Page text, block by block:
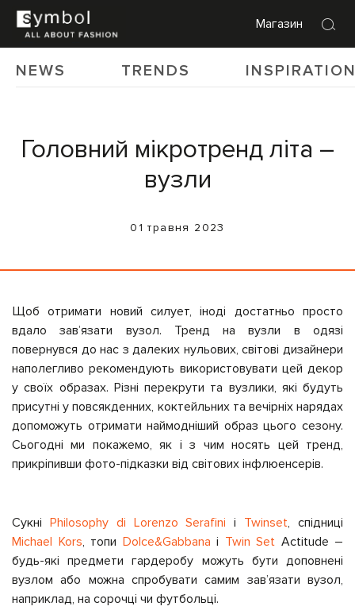
Магазин
NEWS TRENDS
Головний мікротренд літа –
вузли
01 травня 2023
Щоб отримати новий силует, іноді достатньо просто
вдало завʼязати вузол. Тренд на вузли в одязі
повернувся до нас з далеких нульових, світові дизайнери
наполегливо рекомендують використовувати цей декор
у своїх образах. Різні перекрути та вузлики, які будуть
присутні у повсякденних, коктейльних та вечірніх нарядах
допоможуть отримати наймодніший образ цього сезону.
Сьогодні ми покажемо, як і з чим носять цей тренд,
прикріпивши фото-підказки від світових інфлюенсерів.
Сукні Philosophy di Lorenzo Serafini і Twinset, спідниці
Michael Kors, топи Dolce&Gabbana і Twin Set Actitude –
будь-які предмети гардеробу можуть бути доповнені
вузлом або можна спробувати самим зав’язати вузол,
наприклад, на сорочці чи футбольці.